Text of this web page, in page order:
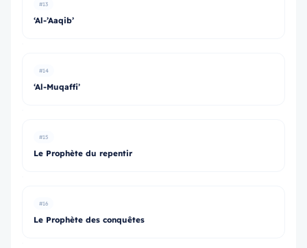
#13
‘Al-’Aaqib’
#14
‘Al-Muqaffi’
#15
Le Prophète du repentir
#16
Le Prophète des conquêtes